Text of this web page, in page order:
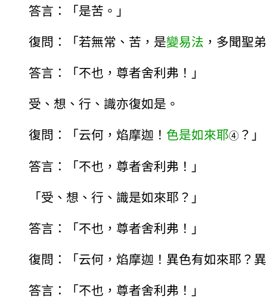
答言：「是苦。」
復問：「若無常、苦，是變易法 ，多聞聖
答言：「不也，尊者舍利弗！」
受、想、行、識亦復如是。
復問：「云何，焰摩迦！ 色是如來耶④ ？」
答言：「不也，尊者舍利弗！」
「受、想、行、識是如來耶？」
答言：「不也，尊者舍利弗！」
復問：「云何，焰摩迦！異色有如來耶？
答言：「不也，尊者舍利弗！」